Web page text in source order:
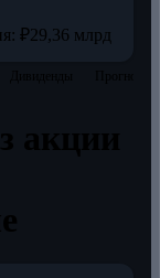
₽29,36 млрд